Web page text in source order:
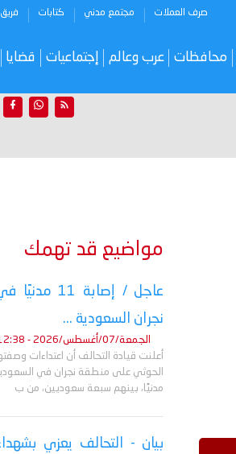
صرف العملات مجتمع مدني كتابات فريق
محافظات عرب وعالم إجتماعيات قضايا
مواضيع قد تهمك
عاجل /
نجران السعودية ...
الجمعة/07/أغسطس/2026 - 12:38 ص
أعلنت قيادة التحالف أن اعتداءات
مدنيًا، بينهم سبعة سعوديين، من ب
بيان - التحالف يعزي